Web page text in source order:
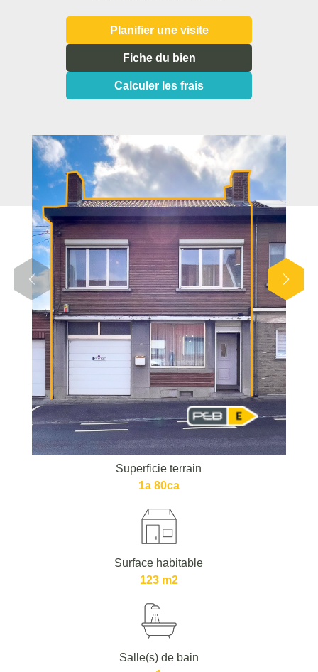
Planifier une visite
Fiche du bien
Calculer les frais
Superficie terrain
1a 80ca
Surface habitable
123 m2
Salle(s) de bain